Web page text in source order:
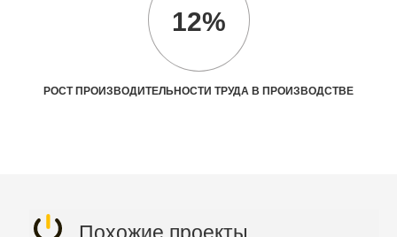
12%
РОСТ ПРОИЗВОДИТЕЛЬНОСТИ ТРУДА В ПРОИЗВОДСТВЕ
Похожие проекты